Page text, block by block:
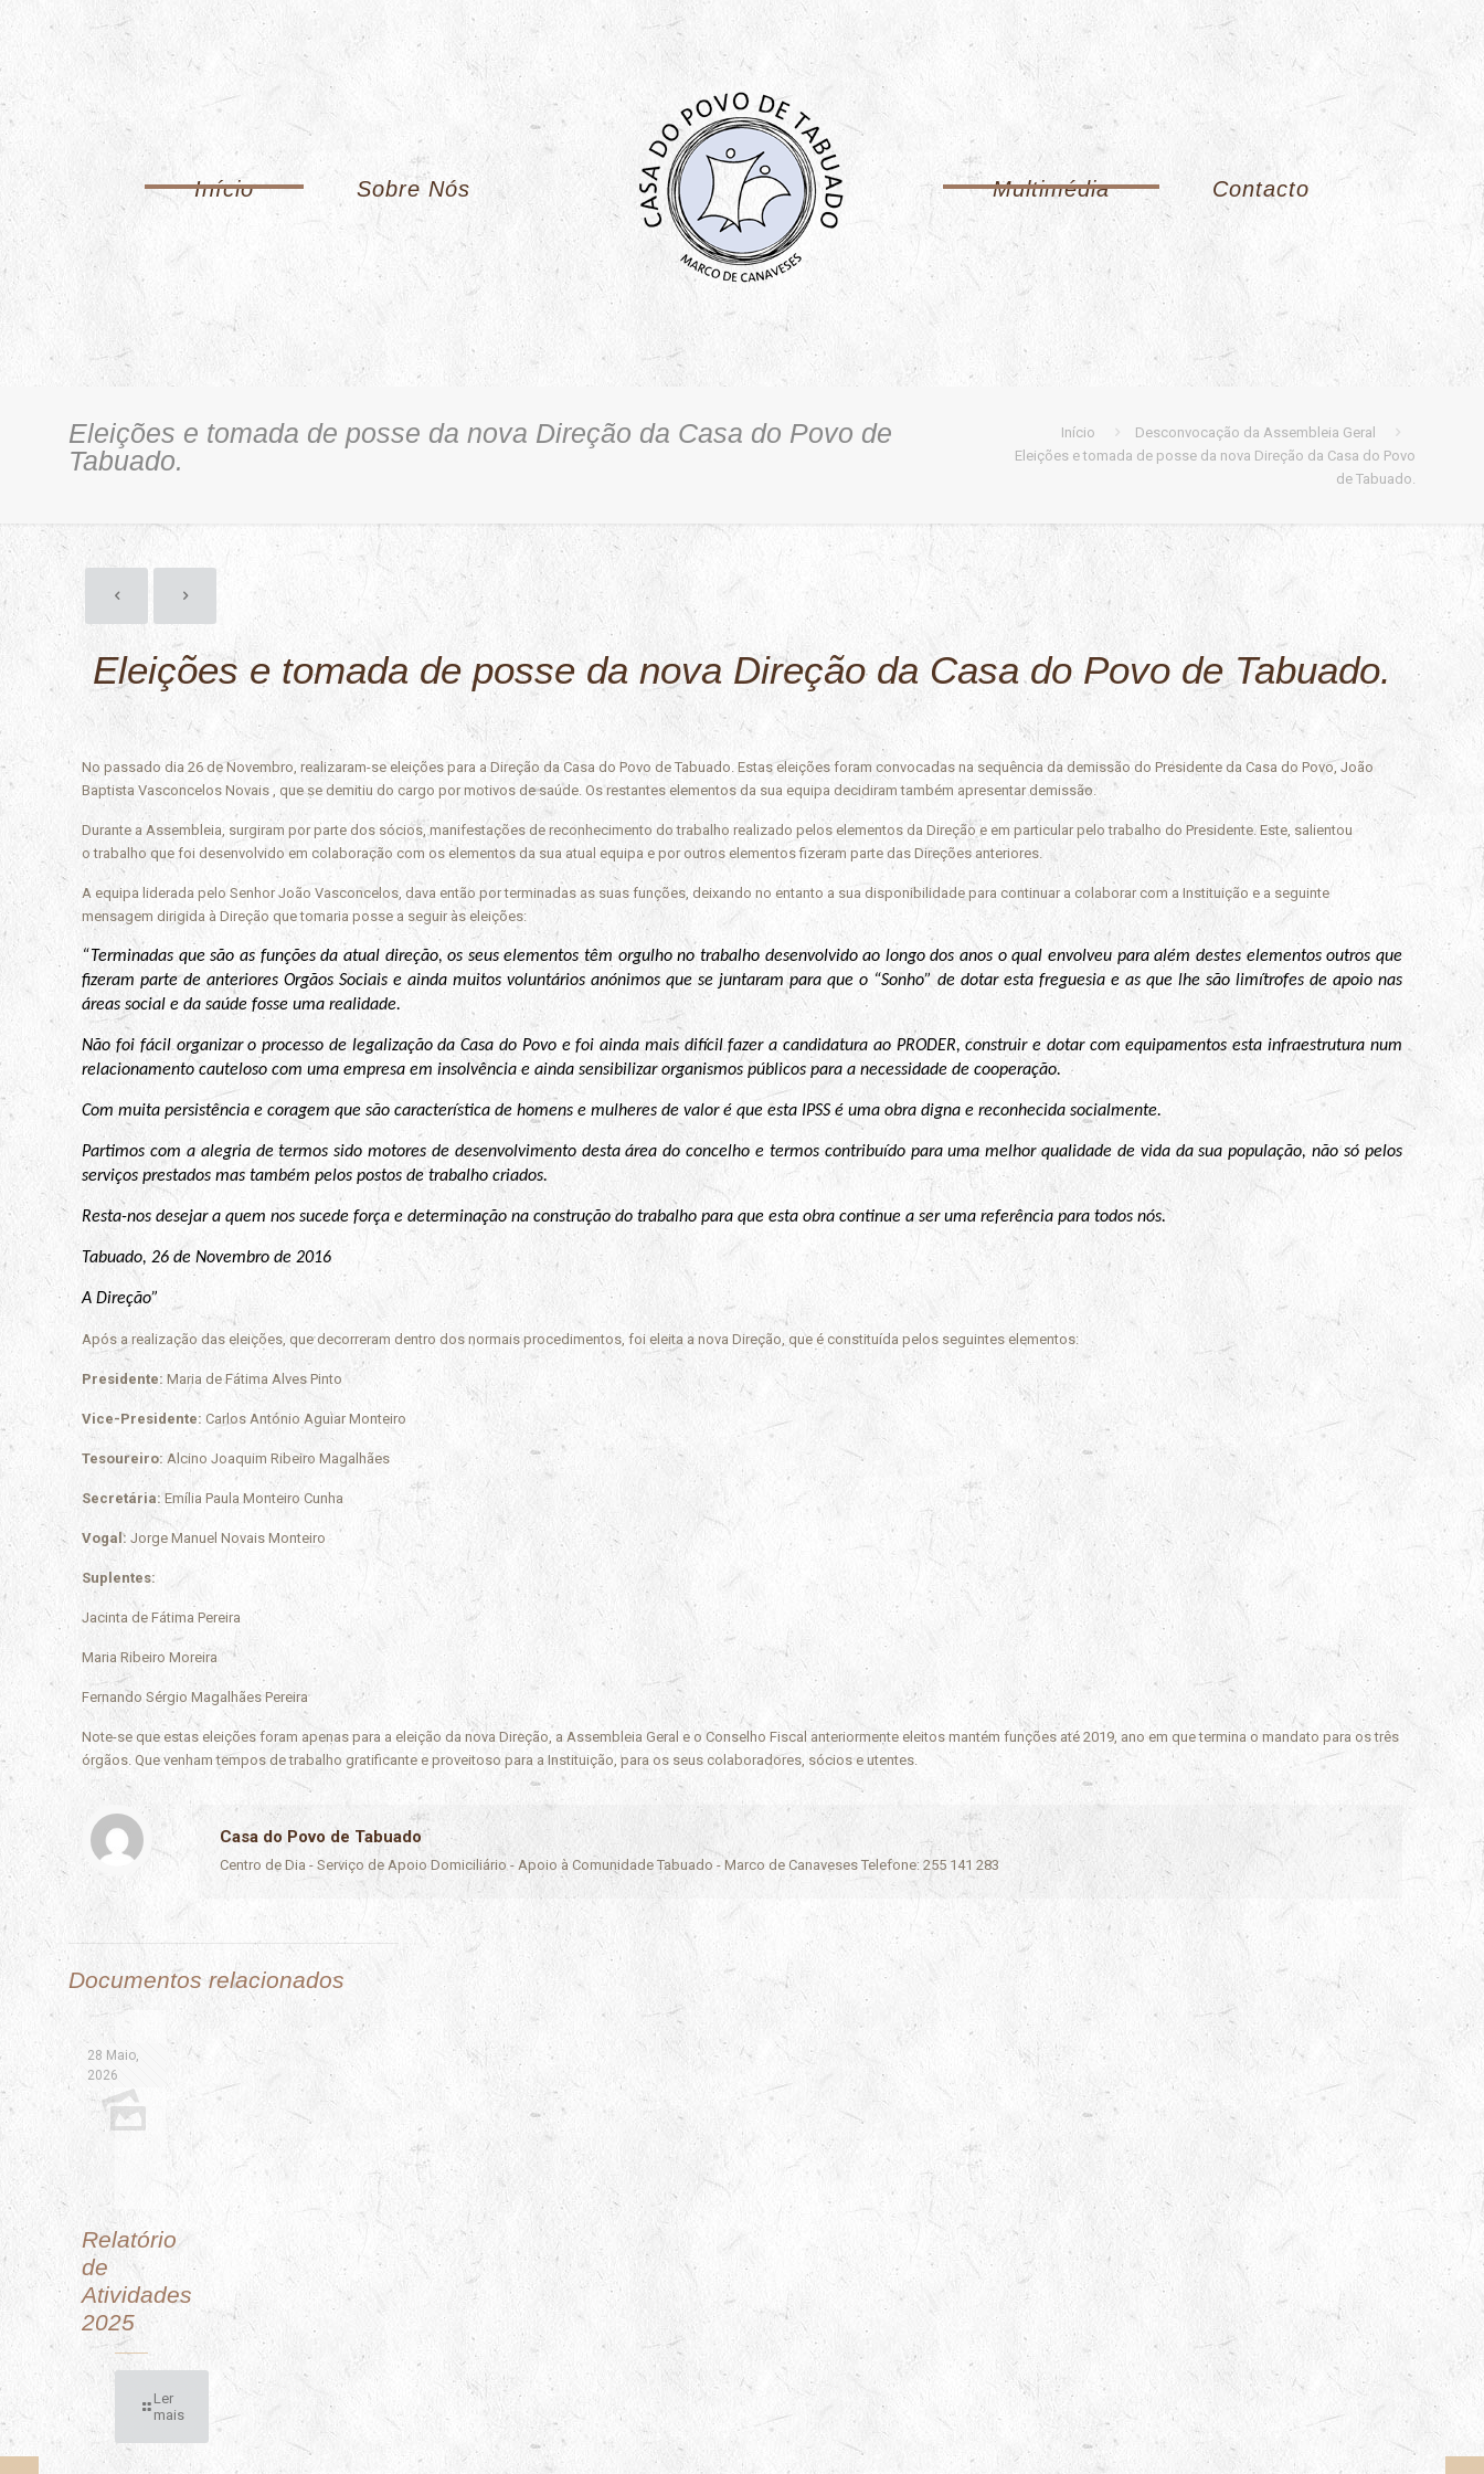
Início Sobre Nós Multimédia Contacto
Eleições e tomada de posse da nova Direção da Casa do Povo de
Tabuado.
Início
Desconvocação da Assembleia Geral
Eleições e tomada de posse da nova Direção da Casa do Povo
de Tabuado.
Eleições e tomada de posse da nova Direção da Casa do Povo de Tabuado.
No passado dia 26 de Novembro, realizaram-se eleições para a Direção da Casa do Povo de Tabuado. Estas eleições foram convocadas na sequência da demissão do Presidente da Casa do Povo, João
Baptista Vasconcelos Novais , que se demitiu do cargo por motivos de saúde. Os restantes elementos da sua equipa decidiram também apresentar demissão.
Durante a Assembleia, surgiram por parte dos sócios, manifestações de reconhecimento do trabalho realizado pelos elementos da Direção e em particular pelo trabalho do Presidente. Este, salientou
o trabalho que foi desenvolvido em colaboração com os elementos da sua atual equipa e por outros elementos fizeram parte das Direções anteriores.
A equipa liderada pelo Senhor João Vasconcelos, dava então por terminadas as suas funções, deixando no entanto a sua disponibilidade para continuar a colaborar com a Instituição e a seguinte
mensagem dirigida à Direção que tomaria posse a seguir às eleições:
“Terminadas que são as funções da atual direção, os seus elementos têm orgulho no trabalho desenvolvido ao longo dos anos o qual envolveu para além destes elementos outros que
fizeram parte de anteriores Orgãos Sociais e ainda muitos voluntários anónimos que se juntaram para que o “Sonho” de dotar esta freguesia e as que lhe são limítrofes de apoio nas
áreas social e da saúde fosse uma realidade.
Não foi fácil organizar o processo de legalização da Casa do Povo e foi ainda mais difícil fazer a candidatura ao PRODER, construir e dotar com equipamentos esta infraestrutura num
relacionamento cauteloso com uma empresa em insolvência e ainda sensibilizar organismos públicos para a necessidade de cooperação.
Com muita persistência e coragem que são característica de homens e mulheres de valor é que esta IPSS é uma obra digna e reconhecida socialmente.
Partimos com a alegria de termos sido motores de desenvolvimento desta área do concelho e termos contribuído para uma melhor qualidade de vida da sua população, não só pelos
serviços prestados mas também pelos postos de trabalho criados.
Resta-nos desejar a quem nos sucede força e determinação na construção do trabalho para que esta obra continue a ser uma referência para todos nós.
Tabuado, 26 de Novembro de 2016
A Direção”
Após a realização das eleições, que decorreram dentro dos normais procedimentos, foi eleita a nova Direção, que é constituída pelos seguintes elementos:
Presidente: Maria de Fátima Alves Pinto
Vice-Presidente: Carlos António Aguiar Monteiro
Tesoureiro: Alcino Joaquim Ribeiro Magalhães
Secretária: Emília Paula Monteiro Cunha
Vogal: Jorge Manuel Novais Monteiro
Suplentes:
Jacinta de Fátima Pereira
Maria Ribeiro Moreira
Fernando Sérgio Magalhães Pereira
Note-se que estas eleições foram apenas para a eleição da nova Direção, a Assembleia Geral e o Conselho Fiscal anteriormente eleitos mantém funções até 2019, ano em que termina o mandato para os três
órgãos. Que venham tempos de trabalho gratificante e proveitoso para a Instituição, para os seus colaboradores, sócios e utentes.
Casa do Povo de Tabuado
Centro de Dia - Serviço de Apoio Domiciliário - Apoio à Comunidade Tabuado - Marco de Canaveses Telefone: 255 141 283
Documentos relacionados
28 Maio,
2026
Relatório
de
Atividades
2025
Ler
mais